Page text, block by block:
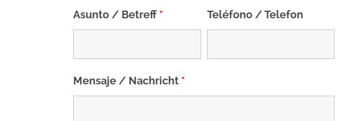
Asunto / Betreff * Teléfono / Telefon
Mensaje / Nachricht *